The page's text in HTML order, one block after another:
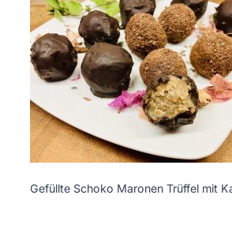
Gefüllte Schoko Maronen Trüffel mit